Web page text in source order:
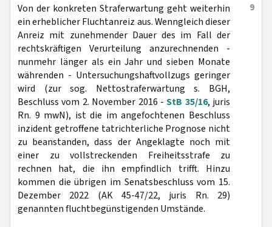
9
Von der konkreten Straferwartung geht weiterhin
ein erheblicher Fluchtanreiz aus. Wenngleich dieser
Anreiz mit zunehmender Dauer des im Fall der
rechtskräftigen Verurteilung anzurechnenden -
nunmehr länger als ein Jahr und sieben Monate
währenden - Untersuchungshaftvollzugs geringer
wird (zur sog. Nettostraferwartung s. BGH,
Beschluss vom 2. November 2016 -StB 35/16, juris
Rn. 9 mwN), ist die im angefochtenen Beschluss
inzident getroffene tatrichterliche Prognose nicht
zu beanstanden, dass der Angeklagte noch mit
einer zu vollstreckenden Freiheitsstrafe zu
rechnen hat, die ihn empfindlich trifft. Hinzu
kommen die übrigen im Senatsbeschluss vom 15.
Dezember 2022 (AK 45-47/22, juris Rn. 29)
genannten fluchtbegünstigenden Umstände.